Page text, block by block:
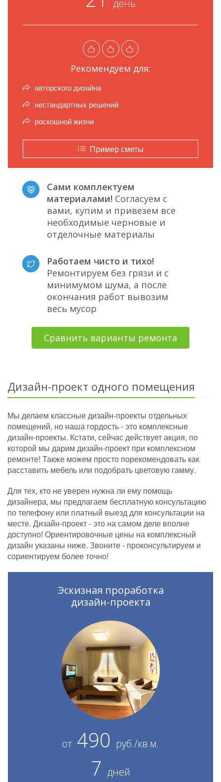
день
Рекомендуем для:
авторского дизайна
нестандартных решений
роскошной жизни
Пример сметы
Сами комплектуем
материалами! Согласуем с
вами, купим и привезем все
необходимые черновые и
отделочные материалы
Работаем чисто и тихо!
Ремонтируем без грязи и с
минимумом шума, а после
окончания работ вывозим
весь мусор
Сравнить варианты ремонта
Дизайн-проект одного помещения
Мы делаем классные дизайн-проекты отдельных
помещений, но наша гордость - это комплексные
дизайн-проекты. Кстати, сейчас действует акция, по
которой мы дарим дизайн-проект при комплексном
ремонте! Также можем просто порекомендовать как
расставить мебель или подобрать цветовую гамму.
Для тех, кто не уверен нужна ли ему помощь
дизайнера, мы предлагаем бесплатную консультацию
по телефону или платный выезд для консультации на
месте. Дизайн-проект - это на самом деле вполне
доступно! Ориентировочные цены на комплексный
дизайн указаны ниже. Звоните - проконсультируем и
сориентируем более точно!
Эскизная проработка
дизайн-проекта
от 490 руб./кв.м.
7 дней